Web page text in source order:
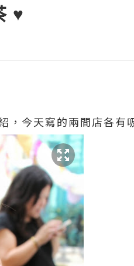
♥
，今天寫的兩間店各有